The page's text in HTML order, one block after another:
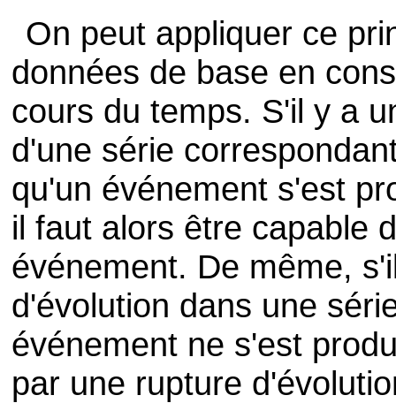
On peut appliquer ce
données de base en
cours du temps. S'il y a
d'une série
qu'un événement s'est
il faut alors être capable
événement. De même,
d'évolution dans une
événement ne s'est
par une rupture